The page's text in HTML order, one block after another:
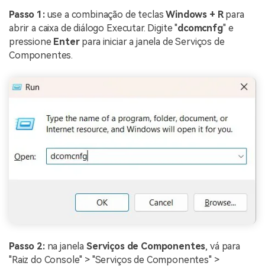
Passo 1:use a combinação de teclasWindows + Rpara
abrir a caixa de diálogo Executar. Digite "dcomcnfg" e
pressione Enterpara iniciar a janela de Serviços de
Componentes.
Passo 2:na janela Serviços de Componentes, vá para
"Raiz do Console" > "Serviços de Componentes" >